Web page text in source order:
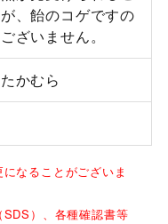
、飴のコゲですの
ざいません。
かむら
なることがございま
）、各種確認書等